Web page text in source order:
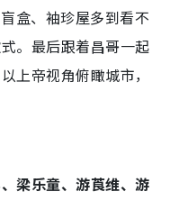
盒、袖珍屋多到看不
。最后跟着昌哥一起
上帝视角俯瞰城市，
梁乐童、游莨维、游